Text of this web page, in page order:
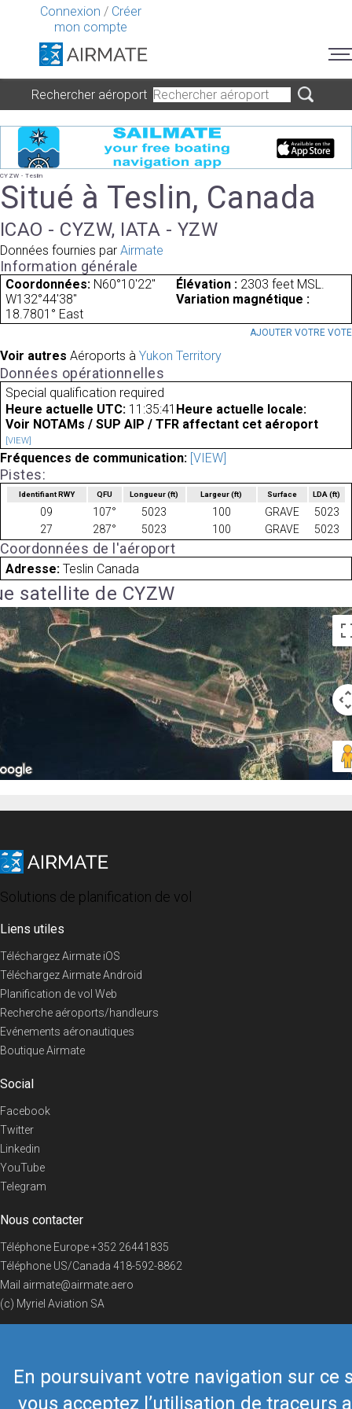
Connexion / Créer
mon compte
En poursuivant votre navigation sur ce
vous acceptez l’utilisation de traceurs
Rechercher aéroport
CYZW - Teslin
Situé à Teslin, Canada
ICAO - CYZW, IATA - YZW
Données fournies par Airmate
Information générale
Coordonnées: N60°10'22"
W132°44'38"
Élévation : 2303 feet MSL.
Variation magnétique :
18.7801° East
AJOUTER VOTRE VOTE
Voir autres Aéroports à Yukon Territory
Données opérationnelles
Special qualification required
Heure actuelle UTC: 11:35:41 Heure actuelle locale:
Voir NOTAMs / SUP AIP / TFR affectant cet aéroport
[VIEW]
Fréquences de communication: [VIEW]
Pistes:
Identifiant RWY QFU Longueur(ft) Largeur(ft) Surface LDA(ft)
09 107° 5023 100 GRAVE
5023
27
287° 5023 100 GRAVE 5023
Coordonnées de l'aéroport
Adresse: Teslin Canada
satellite de CYZW
Solutions de planification de vol
Liens utiles
Téléchargez Airmate iOS
Téléchargez Airmate Android
Planification de vol Web
Recherche aéroports/handleurs
Evénements aéronautiques
Boutique Airmate
Social
Facebook
Twitter
Linkedin
YouTube
Telegram
Nous contacter
Téléphone Europe+352 26441835
Téléphone US/Canada 418-592-8862
Mail airmate@airmate.aero
(c) Myriel Aviation SA
© 2019 Airmate - Conditions d'utilisation -Vie privée Back to top